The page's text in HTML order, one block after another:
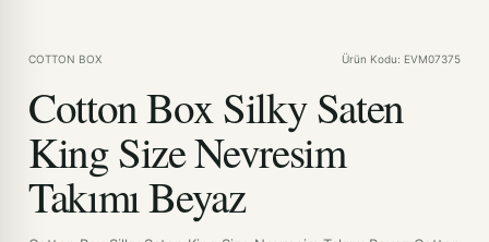
COTTON BOX Ürün Kodu: EVM07375
Cotton Box Silky Saten
King Size Nevresim
Takımı Beyaz